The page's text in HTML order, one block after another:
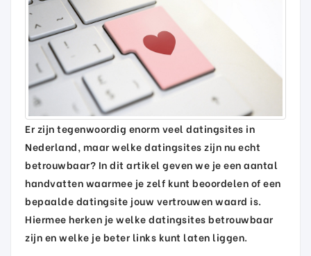
Er zijn tegenwoordig enorm veel datingsites in
Nederland, maar welke datingsites zijn nu echt
betrouwbaar? In dit artikel geven we je een aantal
handvatten waarmee je zelf kunt beoordelen of een
bepaalde datingsite jouw vertrouwen waard is.
Hiermee herken je welke datingsites betrouwbaar
zijn en welke je beter links kunt laten liggen.